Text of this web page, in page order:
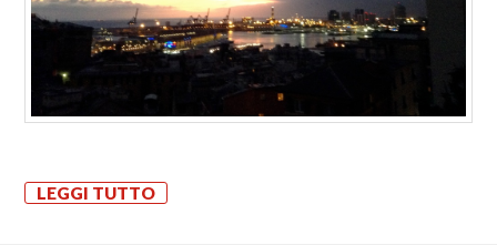
LEGGI TUTTO